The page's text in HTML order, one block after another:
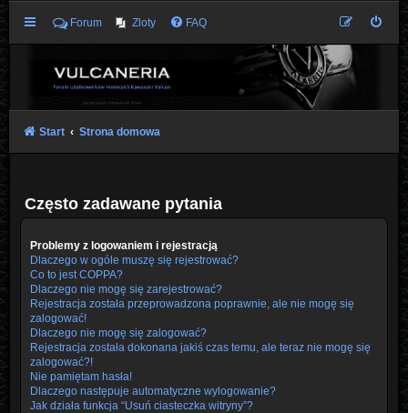
Forum Zloty FAQ
Start Strona domowa
Często zadawane pytania
Problemy z logowaniem i rejestracją
Dlaczego w ogóle muszę się rejestrować?
Co to jest COPPA?
Dlaczego nie mogę się zarejestrować?
Rejestracja została przeprowadzona poprawnie, ale nie mogę się
zalogować!
Dlaczego nie mogę się zalogować?
Rejestracja została dokonana jakiś czas temu, ale teraz nie mogę się
zalogować?!
Nie pamiętam hasła!
Dlaczego następuje automatyczne wylogowanie?
Jak działa funkcja “Usuń ciasteczka witryny”?